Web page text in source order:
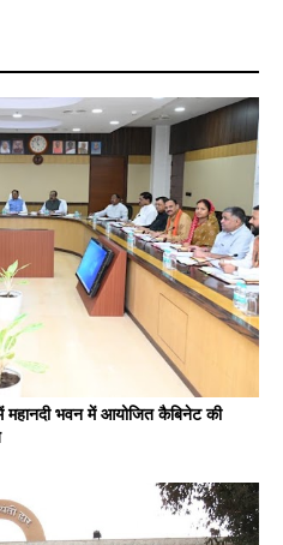
महानदी भवन में आयोजित कैबिनेट की